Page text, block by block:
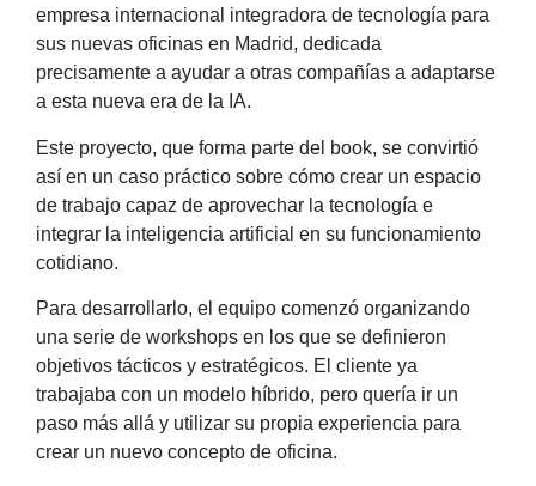
empresa internacional integradora de tecnología para
sus nuevas oficinas en Madrid, dedicada
precisamente a ayudar a otras compañías a adaptarse
a esta nueva era de la IA.
Este proyecto, que forma parte del book, se convirtió
así en un caso práctico sobre cómo crear un espacio
de trabajo capaz de aprovechar la tecnología e
integrar la inteligencia artificial en su funcionamiento
cotidiano.
Para desarrollarlo, el equipo comenzó organizando
una serie de workshops en los que se definieron
objetivos tácticos y estratégicos. El cliente ya
trabajaba con un modelo híbrido, pero quería ir un
paso más allá y utilizar su propia experiencia para
crear un nuevo concepto de oficina.